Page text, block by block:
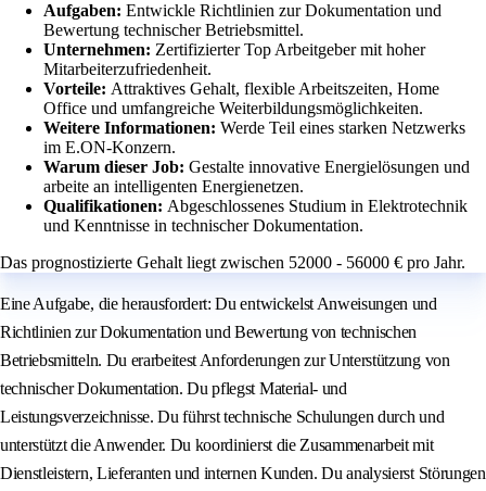
Aufgaben: Entwickle Richtlinien zur Dokumentation und
Bewertung technischer Betriebsmittel.
Unternehmen: Zertifizierter Top Arbeitgeber mit hoher
Mitarbeiterzufriedenheit.
Vorteile: Attraktives Gehalt, flexible Arbeitszeiten, Home
Office und umfangreiche Weiterbildungsmöglichkeiten.
Weitere Informationen: Werde Teil eines starken Netzwerks
im E.ON-Konzern.
Warum dieser Job: Gestalte innovative Energielösungen und
arbeite an intelligenten Energienetzen.
Qualifikationen: Abgeschlossenes Studium in Elektrotechnik
und Kenntnisse in technischer Dokumentation.
Das prognostizierte Gehalt liegt zwischen 52000 - 56000 € pro Jahr.
Eine Aufgabe, die herausfordert: Du entwickelst Anweisungen und
Richtlinien zur Dokumentation und Bewertung von technischen
Betriebsmitteln. Du erarbeitest Anforderungen zur Unterstützung von
technischer Dokumentation. Du pflegst Material- und
Leistungsverzeichnisse. Du führst technische Schulungen durch und
unterstützt die Anwender. Du koordinierst die Zusammenarbeit mit
Dienstleistern, Lieferanten und internen Kunden. Du analysierst Störungen